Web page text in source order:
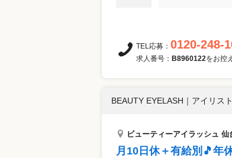
TEL応募： 0120-248-
求人番号： B8960122をお控
BEAUTY EYELASH ｜ アイリス
ビューティーアイラッシュ 仙
月10日休＋有給別🎵年